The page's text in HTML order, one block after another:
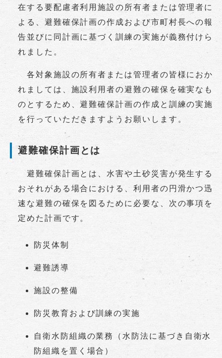
在する要配慮者利用施設の所有者または管理者に
よる、避難確保計画の作成および市町村長への報
告並びに同計画に基づく訓練の実施が義務付けら
れました。
各対象施設の所有者または管理者の皆様におか
れましては、施設利用者の避難の確保を確実なも
のとするため、避難確保計画の作成と訓練の実施
を行っていただきますようお願いします。
避難確保計画とは
避難確保計画とは、水害や土砂災害が発生する
おそれがある場合における、利用者の円滑かつ迅
速な避難の確保を図るために必要な、次の事項を
定めた計画です。
防災体制
避難誘導
施設の整備
防災教育および訓練の実施
自衛水防組織の業務（水防法に基づき自衛水
防組織を置く場合）